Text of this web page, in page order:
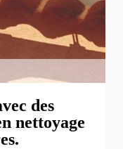
des
nettoyage